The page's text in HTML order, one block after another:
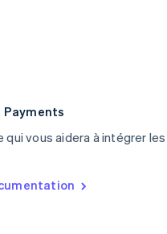
qui vous aidera à intégrer les